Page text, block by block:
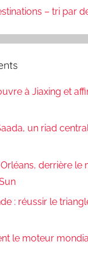
– tri par
à Jiaxing et
un riad
derrière le
: réussir le
le moteur